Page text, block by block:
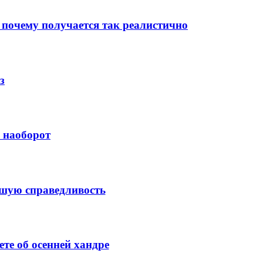
получается так реалистично
наоборот
справедливость
об осенней хандре